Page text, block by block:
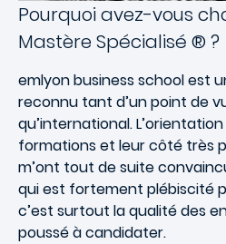
Pourquoi avez-vous
Mastère Spécialisé ® ?
emlyon business school est
reconnu tant d’un point de
qu’international.
formations et leur côté très
m’ont tout de suite
qui est fortement plébiscité
c’est surtout la qualité des
poussé à candidater.